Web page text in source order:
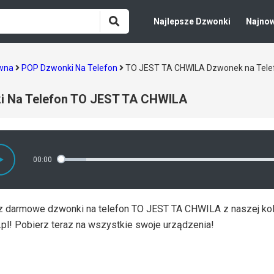
Najlepsze Dzwonki
POP Dzwonki Na Telefon TO JEST TA CHWILA Dzwonek na
Na Telefon TO JEST TA CHWILA
00:00
darmowe dzwonki na telefon TO JEST TA CHWILA z naszej
Pobierz teraz na wszystkie swoje urządzenia!